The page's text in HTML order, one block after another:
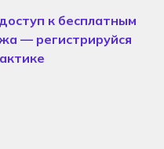
к бесплатным
— регистрируйся